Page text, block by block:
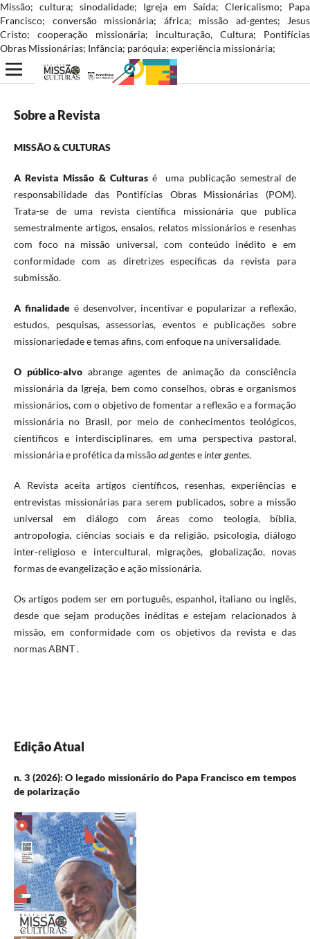
Missão; cultura; sinodalidade; Igreja em Saída; Clericalismo; Papa
Francisco; conversão missionária; áfrica; missão ad-gentes; Jesus
Cristo; cooperação missionária; inculturação, Cultura; Pontifícias
Obras Missionárias; Infância; paróquia; experiência missionária;
Sobre a Revista
MISSÃO & CULTURAS
A Revista Missão & Culturasé uma publicação semestral de
responsabilidade das Pontifícias Obras Missionárias (POM).
Trata-se de uma revista científica missionária que publica
semestralmente artigos, ensaios, relatos missionários e resenhas
com foco na missão universal, com conteúdo inédito e em
conformidade com as diretrizes específicas da revista para
submissão.
A finalidade é desenvolver, incentivar e popularizar a reflexão,
estudos, pesquisas, assessorias, eventos e publicações sobre
missionariedade e temas afins, com enfoque na universalidade.
O público-alvo abrange agentes de animação da consciência
missionária da Igreja, bem como conselhos, obras e organismos
missionários, com o objetivo de fomentar a reflexão e a formação
missionária no Brasil, por meio de conhecimentos teológicos,
científicos e interdisciplinares, em uma perspectiva pastoral,
missionária e profética da missãoad genteseinter gentes.
A Revista aceita artigos científicos, resenhas, experiências e
entrevistas missionárias para serem publicados, sobre a missão
universal em diálogo com áreas como teologia, bíblia,
antropologia, ciências sociais e da religião, psicologia, diálogo
inter-religioso e intercultural, migrações, globalização, novas
formas de evangelização e ação missionária.
Os artigos podem ser em português, espanhol, italiano ou inglês,
desde que sejam produções inéditas e estejam relacionados à
missão, em conformidade com os objetivos da revista e das
normas ABNT .
Edição Atual
n. 3 (2026): O legado missionário do Papa Francisco em tempos
de polarização